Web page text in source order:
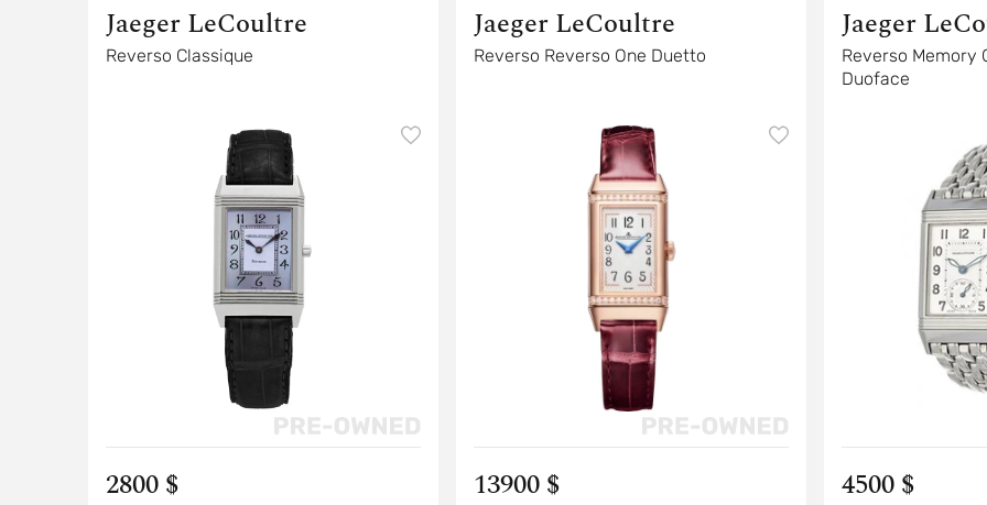
Jaeger LeCoultre
Reverso Classique
2800 $
Jaeger LeCoultre
Reverso Reverso One Duetto
13900 $
Jaeger
Reverso Memory
Duoface
4500 $